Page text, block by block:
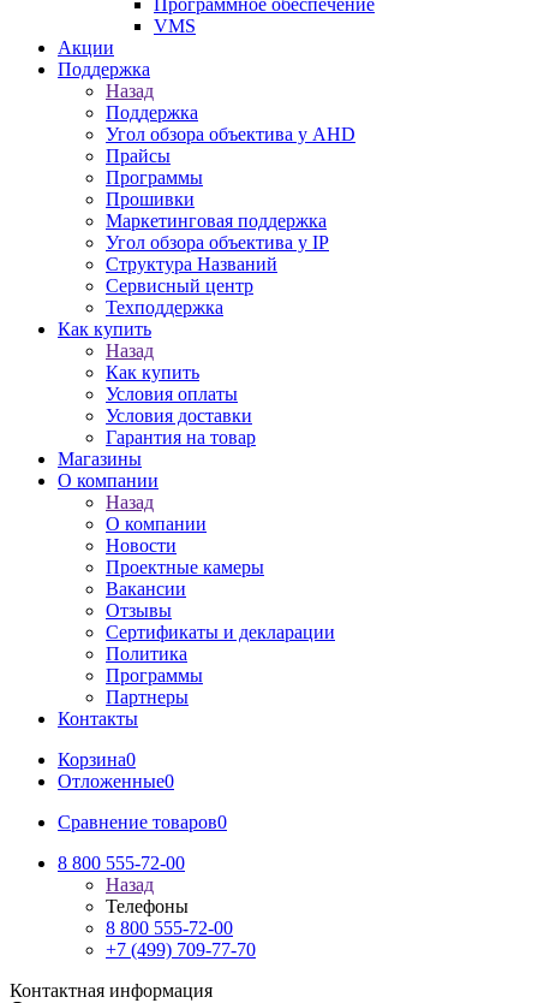
Программное обеспечение
VMS
Акции
Поддержка
Назад
Поддержка
Угол обзора объектива у AHD
Прайсы
Программы
Прошивки
Маркетинговая поддержка
Угол обзора объектива у IP
Структура Названий
Сервисный центр
Техподдержка
Как купить
Назад
Как купить
Условия оплаты
Условия доставки
Гарантия на товар
Магазины
О компании
Назад
О компании
Новости
Проектные камеры
Вакансии
Отзывы
Сертификаты и декларации
Политика
Программы
Партнеры
Контакты
Корзина0
Отложенные0
Сравнение товаров0
8 800 555-72-00
Назад
Телефоны
8 800 555-72-00
+7 (499) 709-77-70
Контактная информация